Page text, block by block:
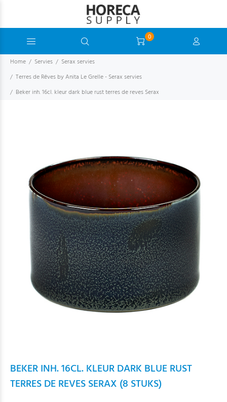
0
Home Servies
Serax servies
Terres de Rêves by Anita Le Grelle - Serax servies
Beker inh. 16cl. kleur dark blue rust terres de reves Serax
BEKER INH. 16CL. KLEUR DARK BLUE RUST
TERRES DE REVES SERAX (8 STUKS)